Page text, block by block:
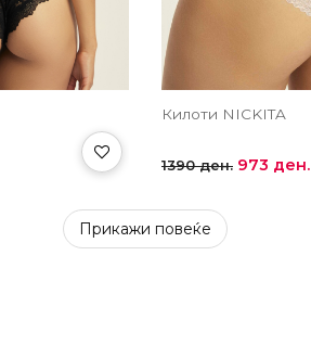
Килоти NICKITA
1390 ден. 973 ден.
Прикажи повеќе